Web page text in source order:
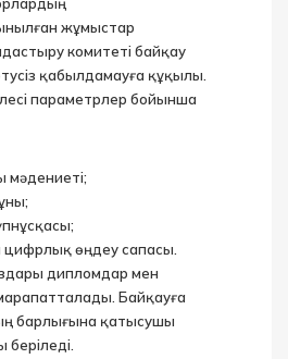
жұмыстар
комитеті байқау
қабылдамауға құқылы.
параметрлер бойынша
өңдеу сапасы.
дипломдар мен
Байқауға
барлығына қатысушы